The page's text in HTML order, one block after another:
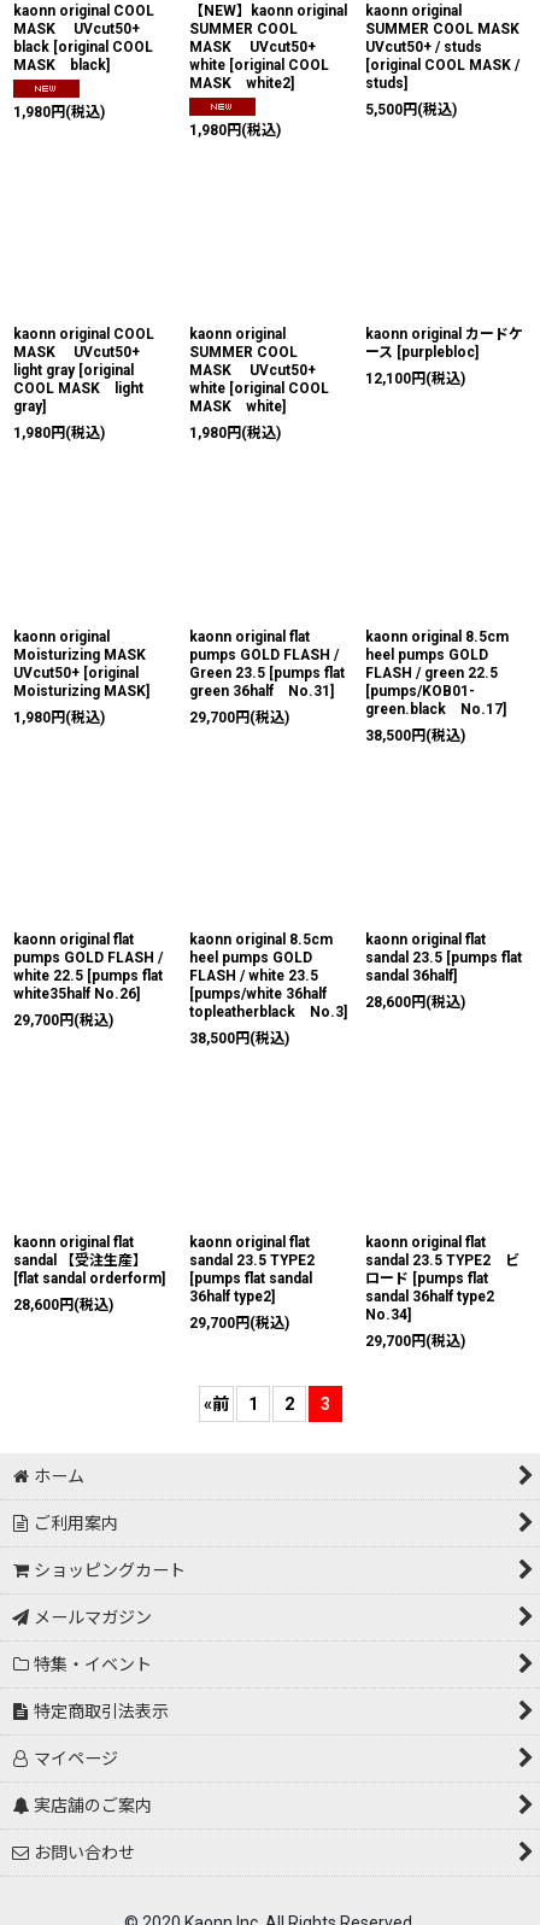
kaonn original COOL
MASK UVcut50+
black [original COOL
MASK black]
1,980円 (税込)
【NEW】kaonn original
SUMMER COOL
MASK UVcut50+
white [original COOL
MASK white2]
1,980円 (税込)
kaonn original
SUMMER COOL MASK
UVcut50+ / studs
[original COOL MASK /
studs]
5,500円 (税込)
kaonn original COOL
MASK UVcut50+
light gray [original
COOL MASK light
gray]
1,980円 (税込)
kaonn original
SUMMER COOL
MASK UVcut50+
white [original COOL
MASK white]
1,980円 (税込)
kaonn original カードケ
ース [purplebloc]
12,100円 (税込)
kaonn original
Moisturizing MASK
UVcut50+ [original
Moisturizing MASK]
1,980円 (税込)
kaonn original flat
pumps GOLD FLASH /
Green 23.5 [pumps flat
green 36half No.31]
29,700円 (税込)
kaonn original 8.5cm
heel pumps GOLD
FLASH / green 22.5
[pumps/KOB01-
green.black No.17]
38,500円 (税込)
kaonn original flat
pumps GOLD FLASH /
white 22.5 [pumps flat
white35half No.26]
29,700円 (税込)
kaonn original 8.5cm
heel pumps GOLD
FLASH / white 23.5
[pumps/white 36half
topleatherblack No.3]
38,500円 (税込)
kaonn original flat
sandal 23.5 [pumps flat
sandal 36half]
28,600円 (税込)
kaonn original flat
sandal 【受注生産】
[flat sandal orderform]
28,600円 (税込)
kaonn original flat
sandal 23.5 TYPE2
[pumps flat sandal
36half type2]
29,700円 (税込)
kaonn original flat
sandal 23.5 TYPE2 ビ
ロード [pumps flat
sandal 36half type2
No.34]
29,700円 (税込)
«前 1 2 3
ホーム
ご利用案内
ショッピングカート
メールマガジン
特集・イベント
特定商取引法表示
マイページ
実店舗のご案内
お問い合わせ